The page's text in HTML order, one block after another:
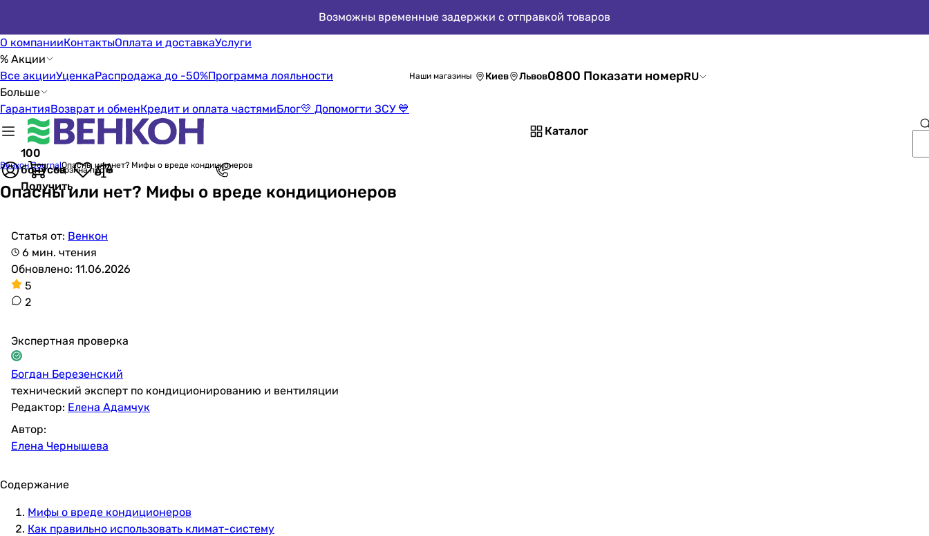
Возможны временные задержки с отправкой товаров
О компанииКонтактыОплата и доставкаУслуги
% Акции
Все акцииУценкаРаспродажа до -50%Программа лояльности
Больше
ГарантияВозврат и обменКредит и оплата частямиБлог💛 Допомогти ЗСУ 💙
Наши магазины Киев Львов0800 Показати номерRU
Каталог
100
бонусов
Получить
Корзина пуста
Венкон JournalОпасны или нет? Мифы о вреде кондиционеров
Опасны или нет? Мифы о вреде кондиционеров
Статья от: Венкон
6 мин. чтения
Обновлено: 11.06.2026
5
2
Экспертная проверка
Богдан Березенский
технический эксперт по кондиционированию и вентиляции
Редактор: Елена Адамчук
Автор:
Елена Чернышева
Содержание
Мифы о вреде кондиционеров
Как правильно использовать климат-систему